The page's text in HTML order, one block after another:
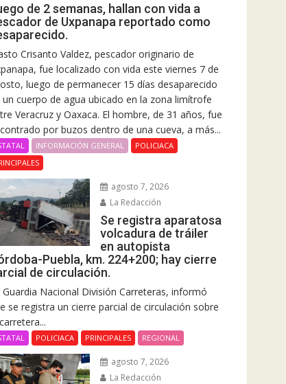
de 2 semanas, hallan con vida a
de Uxpanapa reportado como
Crisanto Valdez, pescador originario de
fue localizado con vida este viernes 7 de
luego de permanecer 15 días desaparecido
un cuerpo de agua ubicado en la zona limítrofe
Veracruz y Oaxaca. El hombre, de 31 años, fue
por buzos dentro de una cueva, a más...
INFORMACIÓN GENERAL
POLICIACA
agosto 7, 2026
La Redacción
Se registra aparatosa
volcadura de tráiler
en autopista
Puebla, km. 224+200; hay cierre
de circulación.
Guardia Nacional División Carreteras, informó
se registra un cierre parcial de circulación sobre
POLICIACA PRINCIPALES REGIONAL
agosto 7, 2026
La Redacción